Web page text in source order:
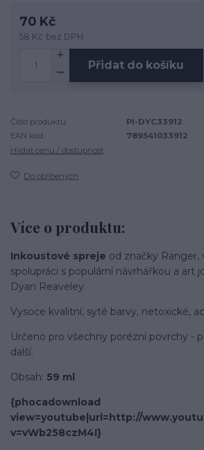
70 Kč
58 Kč bez DPH
Přidat do košíku
Číslo produktu:
PI-DYC33912
EAN kód:
789541033912
Hlídat cenu / dostupnost
Do oblíbených
Více o produktu:
Inkoustové spreje od značky Ranger,
spolupráci s populární návrhářkou a art
Dyan Reaveley.
Vysoce kvalitní, syté barvy, netoxické,
Určeno pro všechny porézní povrchy -
další.
Obsah: 59 ml
{phocadownload
view=youtube|url=http://
v=vWb258czM4I}